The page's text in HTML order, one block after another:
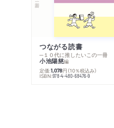
つながる読書
─１０代に推したいこの一冊
小池陽慈編
定価:1,078円 （10％税込み）
ISBN:978-4-480-68476-9